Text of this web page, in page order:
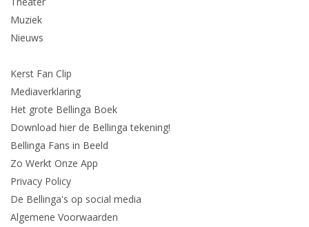
Muziek
Nieuws
Kerst Fan Clip
Mediaverklaring
Het grote Bellinga Boek
Download hier de Bellinga tekening!
Bellinga Fans in Beeld
Zo Werkt Onze App
Privacy Policy
De Bellinga's op social media
Algemene Voorwaarden